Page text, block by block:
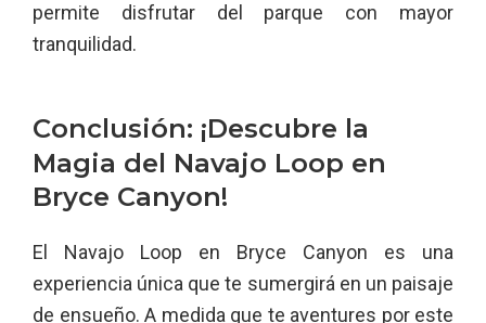
permite disfrutar del parque con mayor
tranquilidad.
Conclusión: ¡Descubre la
Magia del Navajo Loop en
Bryce Canyon!
El Navajo Loop en Bryce Canyon es una
experiencia única que te sumergirá en un paisaje
de ensueño. A medida que te aventures por este